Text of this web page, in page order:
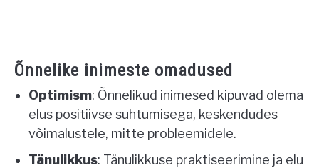
Õnnelike inimeste omadused
Optimism: Õnnelikud inimesed kipuvad olema
elus positiivse suhtumisega, keskendudes
võimalustele, mitte probleemidele.
Tänulikkus: Tänulikkuse praktiseerimine ja elu